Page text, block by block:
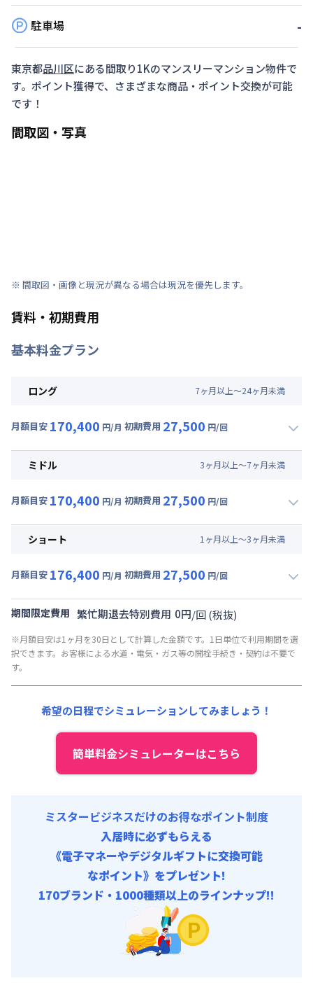
駐車場 -
東京都品川区にある間取り1Kのマンスリーマンション物件で
す。ポイント獲得で、さまざまな商品・ポイント交換が可能
です！
間取図・写真
※ 間取図・画像と現況が異なる場合は現況を優先します。
賃料・初期費用
基本料金プラン
ロング 7ヶ月以上～24ヶ月未満
月額目安 170,400 円/月 初期費用 27,500 円/回
月額賃料目安(30日利用)
光熱費他 : 24,000円/月 (800円/日) (税抜)
その他費用 :
ミドル 3ヶ月以上～7ヶ月未満
月額目安 170,400 円/月 初期費用 27,500 円/回
月額賃料目安(30日利用)
光熱費他 : 24,000円/月 (800円/日) (税抜)
その他費用 :
ショート 1 ヶ月以上～3ヶ月未満
月額目安 176,400 円/月 初期費用 27,500 円/回
月額賃料目安(30日利用)
光熱費他 : 24,000円/月 (800円/日) (税抜)
清掃料他 :
その他費用 :
期間限定費用 繁忙期退去特別費用 0円/回(税抜)
※月額目安は1ヶ月を30日として計算した金額です。1日単位で利用期間を選
択できます。お客様による水道・電気・ガス等の開栓手続き・契約は不要で
す。
希望の日程でシミュレーションしてみましょう！
簡単料金シミュレーターはこちら
ミスタービジネスだけのお得なポイント制度
入居時に必ずもらえる
《電子マネーやデジタルギフトに交換可能
なポイント》をプレゼント!
170ブランド・1000種類以上のラインナップ!!